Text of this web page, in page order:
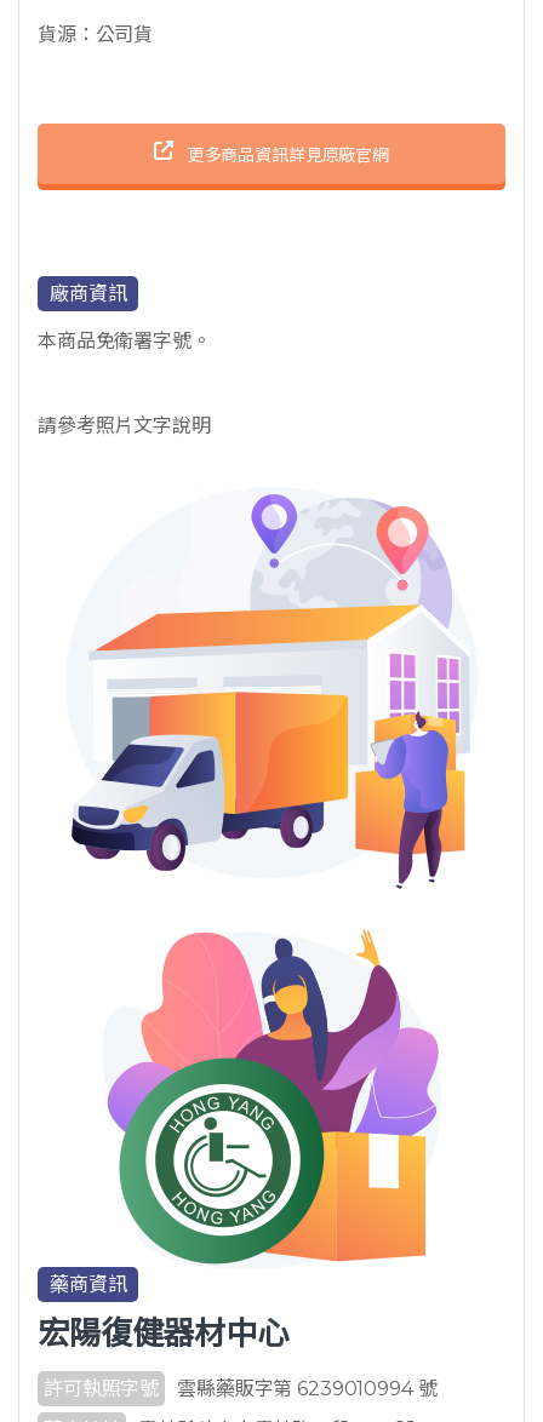
貨源：公司貨
更多商品資訊詳見原廠官網
廠商資訊
本商品免衛署字號。
請參考照片文字說明
藥商資訊
宏陽復健器材中心
許可執照字號
雲縣藥販字第 6239010994 號